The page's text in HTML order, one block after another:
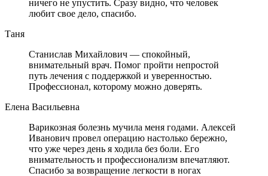
ничего не упустить. Сразу видно, что человек
любит свое дело, спасибо.
Таня
Станислав Михайлович — спокойный,
внимательный врач. Помог пройти непростой
путь лечения с поддержкой и уверенностью.
Профессионал, которому можно доверять.
Елена Васильевна
Варикозная болезнь мучила меня годами. Алексей
Иванович провел операцию настолько бережно,
что уже через день я ходила без боли. Его
внимательность и профессионализм впечатляют.
Спасибо за возвращение легкости в ногах